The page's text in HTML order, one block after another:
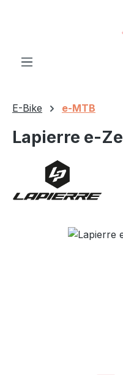
E-Bike e-MTB
Lapierre e-
Bildergalerie